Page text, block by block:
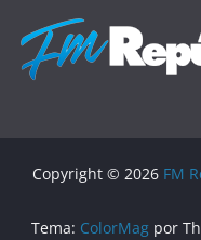
Copyright © 2026 FM
Tema: ColorMagpor